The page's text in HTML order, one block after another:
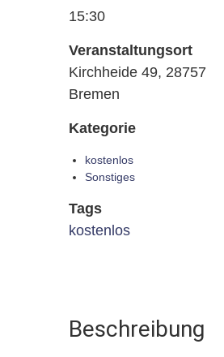
15:30
Veranstaltungsort
Kirchheide 49, 28757
Bremen
Kategorie
kostenlos
Sonstiges
Tags
kostenlos
Beschreibung